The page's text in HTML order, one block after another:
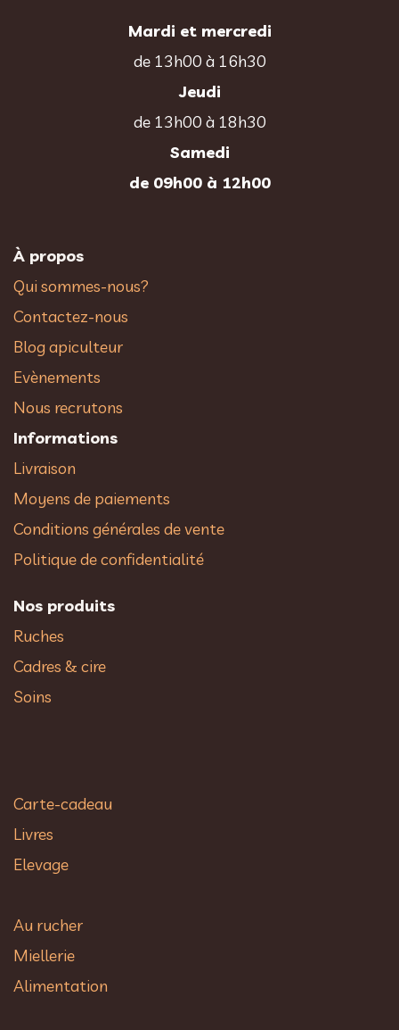
Mardi et mercredi
de 13h00 à 16h30
Jeudi
de 13h00 à 18h30
Samedi
de 09h00 à 12h00
À propos
Qui sommes-nous?
Contactez-nous
Blog apiculteur
Evènements
Nous recrutons
Informations
Livraison
Moyens de paiements
Conditions générales de vente
Politique de confidentialité
Nos produits
Ruches
Cadres & cire
Soins
Carte-cadeau
Livres
Elevage
Au rucher​
Miellerie
Alimentation